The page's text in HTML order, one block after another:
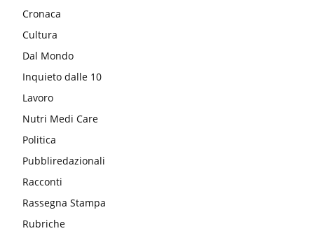
Cronaca
Cultura
Dal Mondo
Inquieto dalle 10
Lavoro
Nutri Medi Care
Politica
Pubbliredazionali
Racconti
Rassegna Stampa
Rubriche